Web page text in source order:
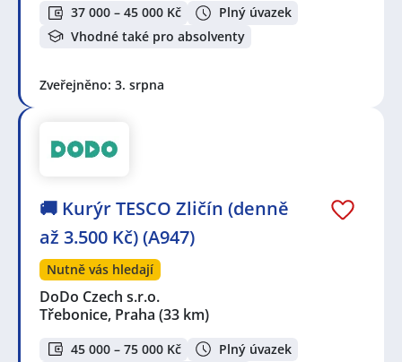
37 000 – 45 000 Kč
Plný úvazek
Vhodné také pro absolventy
Zveřejněno: 3. srpna
🚚 Kurýr TESCO Zličín (denně
až 3.500 Kč) (A947)
Nutně vás hledají
DoDo Czech s.r.o.
Třebonice, Praha (33 km)
45 000 – 75 000 Kč
Plný úvazek